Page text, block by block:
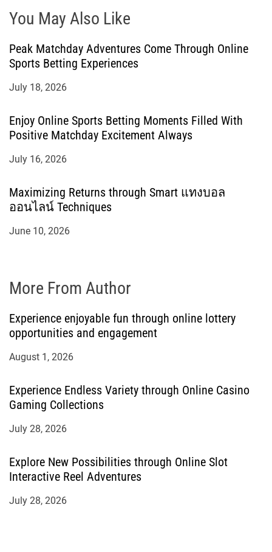
You May Also Like
Peak Matchday Adventures Come Through Online
Sports Betting Experiences
July 18, 2026
Enjoy Online Sports Betting Moments Filled With
Positive Matchday Excitement Always
July 16, 2026
Maximizing Returns through Smart แทงบอล
ออนไลน์ Techniques
June 10, 2026
More From Author
Experience enjoyable fun through online lottery
opportunities and engagement
August 1, 2026
Experience Endless Variety through Online Casino
Gaming Collections
July 28, 2026
Explore New Possibilities through Online Slot
Interactive Reel Adventures
July 28, 2026